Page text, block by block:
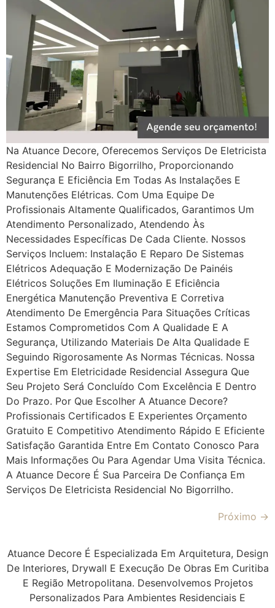
Na Atuance Decore, Oferecemos Serviços De Eletricista
Residencial No Bairro Bigorrilho, Proporcionando
Segurança E Eficiência Em Todas As Instalações E
Manutenções Elétricas. Com Uma Equipe De
Profissionais Altamente Qualificados, Garantimos Um
Atendimento Personalizado, Atendendo Às
Necessidades Específicas De Cada Cliente. Nossos
Serviços Incluem: Instalação E Reparo De Sistemas
Elétricos Adequação E Modernização De Painéis
Elétricos Soluções Em Iluminação E Eficiência
Energética Manutenção Preventiva E Corretiva
Atendimento De Emergência Para Situações Críticas
Estamos Comprometidos Com A Qualidade E A
Segurança, Utilizando Materiais De Alta Qualidade E
Seguindo Rigorosamente As Normas Técnicas. Nossa
Expertise Em Eletricidade Residencial Assegura Que
Seu Projeto Será Concluído Com Excelência E Dentro
Do Prazo. Por Que Escolher A Atuance Decore?
Profissionais Certificados E Experientes Orçamento
Gratuito E Competitivo Atendimento Rápido E Eficiente
Satisfação Garantida Entre Em Contato Conosco Para
Mais Informações Ou Para Agendar Uma Visita Técnica.
A Atuance Decore É Sua Parceira De Confiança Em
Serviços De Eletricista Residencial No Bigorrilho.
Próximo →
Atuance Decore É Especializada Em Arquitetura, Design
De Interiores, Drywall E Execução De Obras Em Curitiba
E Região Metropolitana. Desenvolvemos Projetos
Personalizados Para Ambientes Residenciais E